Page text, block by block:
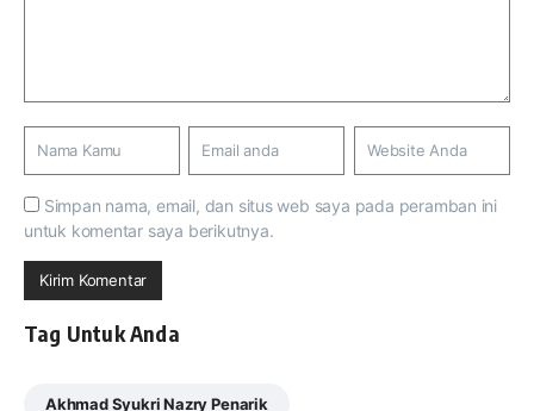
Simpan nama, email, dan situs web saya pada peramban ini
untuk komentar saya berikutnya.
Tag Untuk Anda
Akhmad Syukri Nazry Penarik